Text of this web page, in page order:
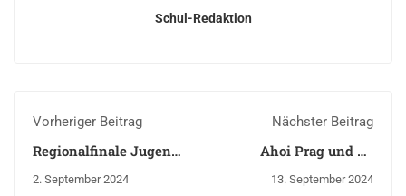
Schul-Redaktion
Vorheriger Beitrag
Regionalfinale Jugend
Leichtathletik
2. September 2024
Nächster Beitrag
Ahoi Prag und na
13. September 2024